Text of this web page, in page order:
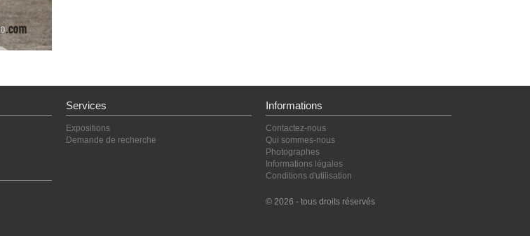
Services
Expositions
Demande de recherche
Informations
Contactez-nous
Qui sommes-nous
Photographes
Informations légales
Conditions d'utilisation
© 2026 - tous droits réservés